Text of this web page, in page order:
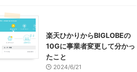
楽天ひかりからBIGLOBEの
10Gに事業者変更して分かっ
たこと
2024/6/21